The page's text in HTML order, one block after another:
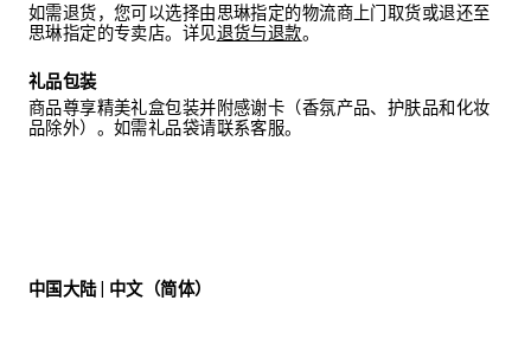
如需退货，您可以选择由思琳指定的物流商上门取货或退还至
思琳指定的专卖店。详见退货与退款。
礼品包装
商品尊享精美礼盒包装并附感谢卡（香氛产品、护肤品和化妆
品除外）。如需礼品袋请联系客服。
中国大陆 | 中文（简体）